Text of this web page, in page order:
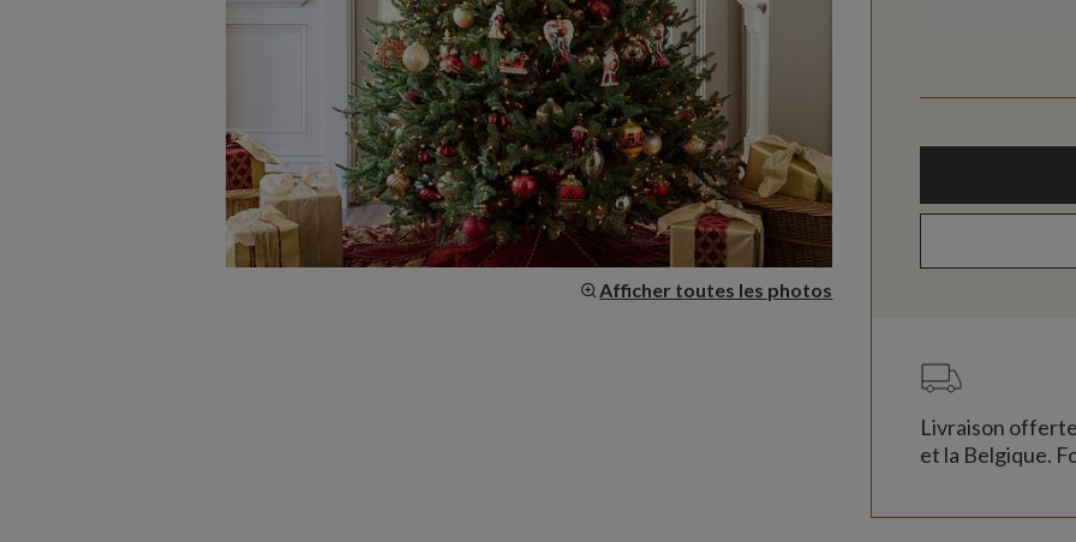
Afficher toutes les photos
Livraison
et la Belgique.